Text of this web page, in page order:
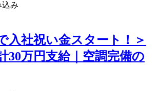
込み
入社祝い金スタート！＞
30万円支給｜空調完備の